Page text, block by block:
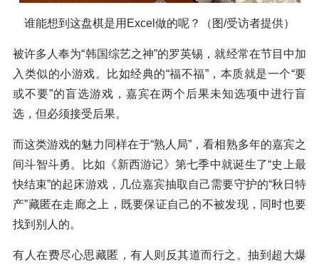
谁能想到这盘棋是用Excel做的呢？（图/受访者提供）
被许多人奉为“韩国综艺之神”的罗英锡，就经常在节目中加
入类似的小游戏。比如经典的“福不福”，本质就是一个“要
或不要”的盲选游戏，嘉宾在两个后果未知选项中进行盲
选，但必须接受后果。
而这类游戏的魅力同样在于“熟人局”，看相熟多年的嘉宾之
间斗智斗勇。比如《新西游记》第七季中就诞生了“史上最
快结束”的起床游戏，几位嘉宾抽取自己需要守护的“秋日特
产”藏匿在走廊之上，既要保证自己的不被发现，同时也要
找到别人的。
有人在费尽心思藏匿，有人则反其道而行之。抽到超大爆